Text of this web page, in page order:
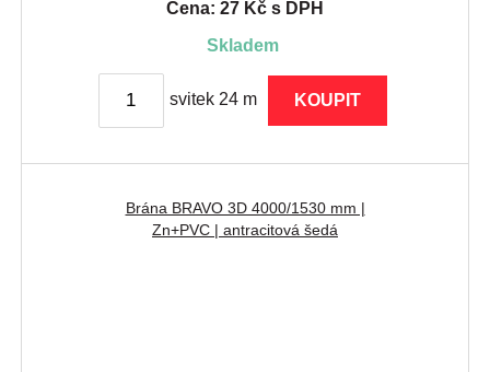
Cena: 27 Kč s DPH
skladem
svitek 24 m KOUPIT
Brána BRAVO 3D 4000/1530 mm |
Zn+PVC | antracitová šedá